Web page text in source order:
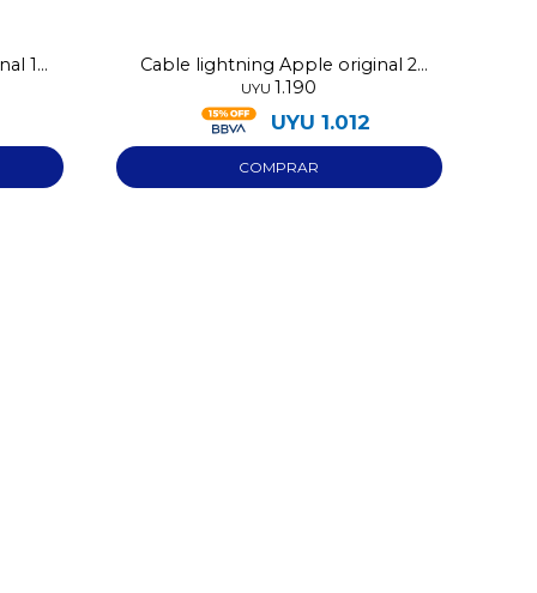
1
Cable lightning Apple original 2
metros
UYU 1.190
UYU 1.012